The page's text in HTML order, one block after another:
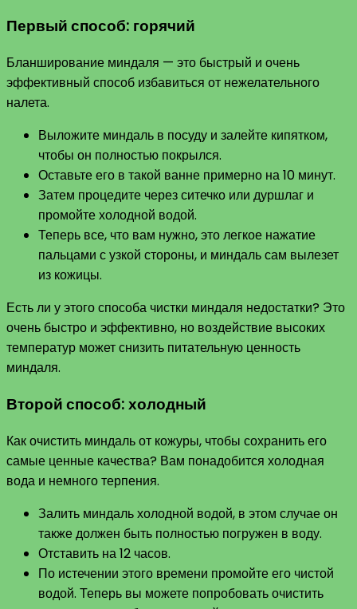
Первый способ: горячий
Бланширование миндаля — это быстрый и очень
эффективный способ избавиться от нежелательного
налета.
Выложите миндаль в посуду и залейте кипятком,
чтобы он полностью покрылся.
Оставьте его в такой ванне примерно на 10 минут.
Затем процедите через ситечко или дуршлаг и
промойте холодной водой.
Теперь все, что вам нужно, это легкое нажатие
пальцами с узкой стороны, и миндаль сам вылезет
из кожицы.
Есть ли у этого способа чистки миндаля недостатки? Это
очень быстро и эффективно, но воздействие высоких
температур может снизить питательную ценность
миндаля.
Второй способ: холодный
Как очистить миндаль от кожуры, чтобы сохранить его
самые ценные качества? Вам понадобится холодная
вода и немного терпения.
Залить миндаль холодной водой, в этом случае он
также должен быть полностью погружен в воду.
Отставить на 12 часов.
По истечении этого времени промойте его чистой
водой. Теперь вы можете попробовать очистить